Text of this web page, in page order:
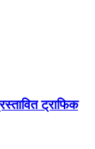
ट्राफिक